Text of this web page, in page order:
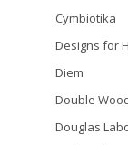
Cymbiotika
Designs for
Diem
Double
Douglas